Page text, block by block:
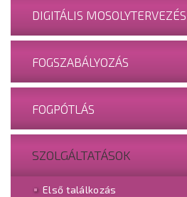
DIGITÁLIS MOSOLYTERVEZÉS
FOGSZABÁLYOZÁS
FOGPÓTLÁS
SZOLGÁLTATÁSOK
Első találkozás